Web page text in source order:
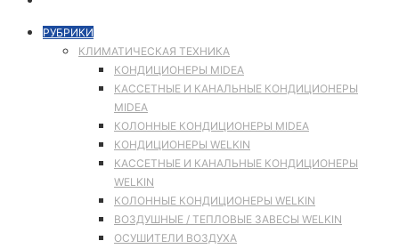
РУБРИКИ
КЛИМАТИЧЕСКАЯ ТЕХНИКА
КОНДИЦИОНЕРЫ MIDEA
КАССЕТНЫЕ И КАНАЛЬНЫЕ КОНДИЦИОНЕРЫ
MIDEA
КОЛОННЫЕ КОНДИЦИОНЕРЫ MIDEA
КОНДИЦИОНЕРЫ WELKIN
КАССЕТНЫЕ И КАНАЛЬНЫЕ КОНДИЦИОНЕРЫ
WELKIN
КОЛОННЫЕ КОНДИЦИОНЕРЫ WELKIN
ВОЗДУШНЫЕ / ТЕПЛОВЫЕ ЗАВЕСЫ WELKIN
ОСУШИТЕЛИ ВОЗДУХА